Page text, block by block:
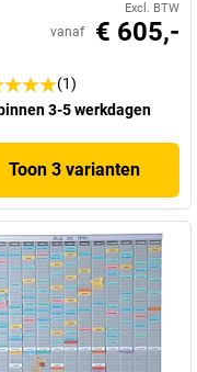
Excl. BTW
vanaf € 605,-
(1)
binnen 3-5 werkdagen
Toon 3 varianten